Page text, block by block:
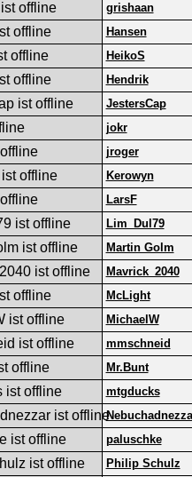
grishaan
Hansen
HeikoS
Hendrik
JestersCap
jokr
jroger
Kerowyn
LarsF
Lim_Dul79
Martin Golm
Mavrick_2040
McLight
MichaelW
mmschneid
Mr.Bunt
mtgducks
paluschke
Philip Schulz